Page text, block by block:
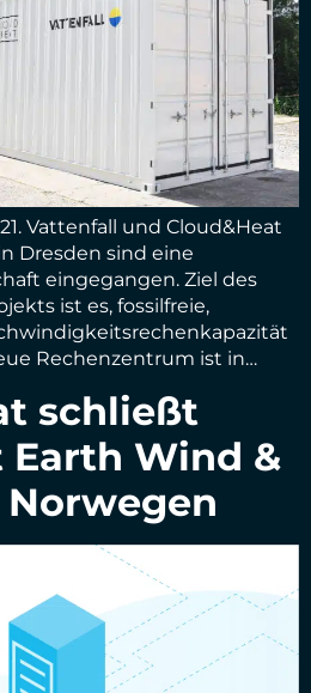
Vattenfall und Cloud&Heat
Dresden sind eine
eingegangen. Ziel des
ist es, fossilfreie,
Rechenzentrum ist in…
schließt
Wind &